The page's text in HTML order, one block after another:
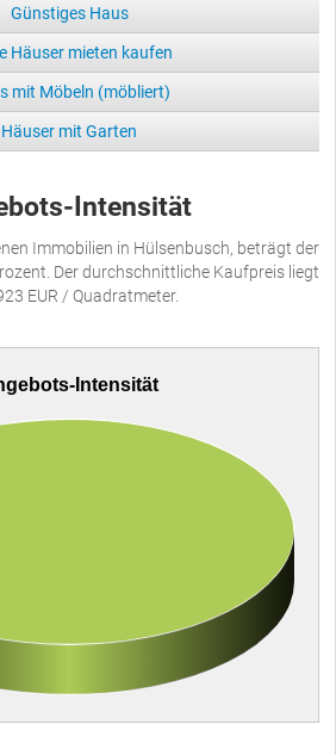
Günstiges Haus
Häuser mieten kaufen
mit Möbeln (möbliert)
Häuser mit Garten
Intensität
Immobilien in Hülsenbusch, beträgt der
Der durchschnittliche Kaufpreis liegt
EUR / Quadratmeter.
Intensität